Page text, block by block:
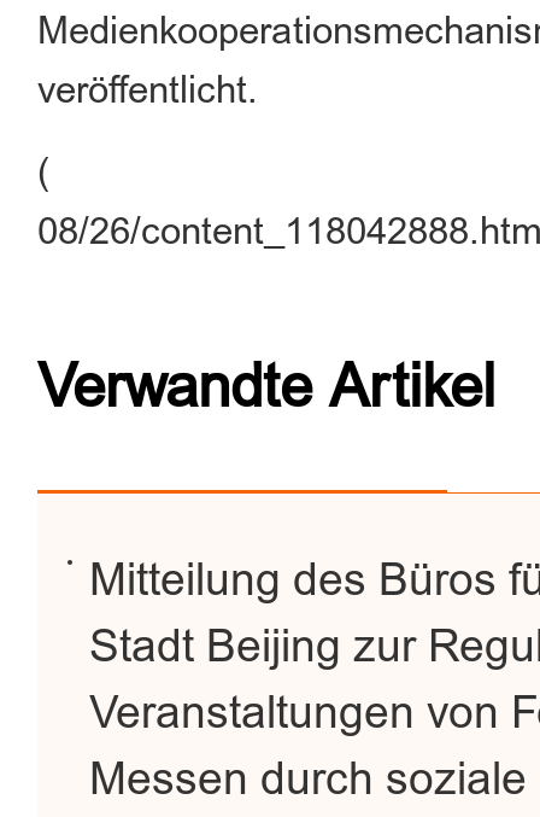
veröffentlicht.
( http://
08/26/
Verwandte Artikel
Mitteilung des Büros
Stadt Beijing zur
Veranstaltungen von
Messen durch